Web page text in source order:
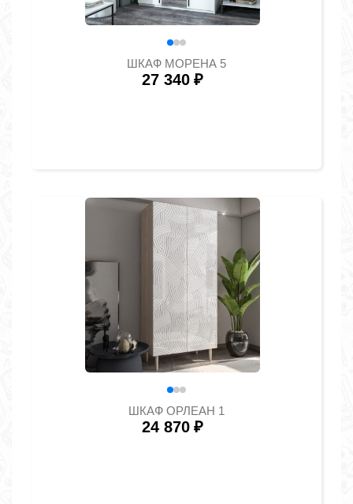
ШКАФ МОРЕНА 5
27 340 ₽
ШКАФ ОРЛЕАН 1
24 870 ₽